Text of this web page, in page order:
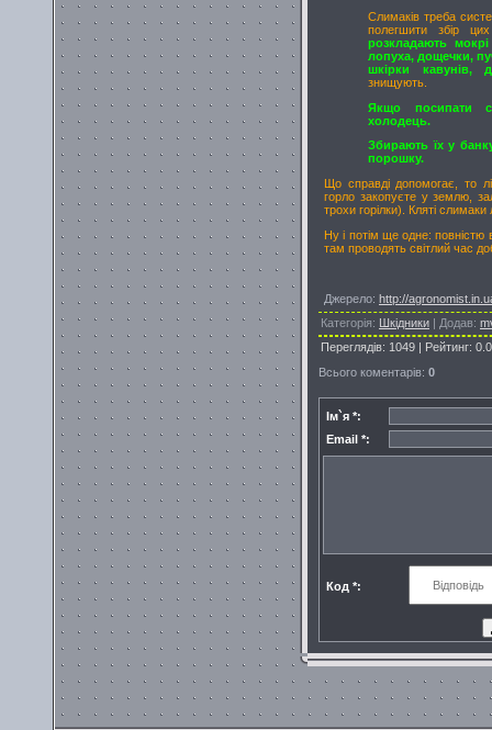
Слимаків треба
полегшити збір
розкладають
лопуха, дощечки,
шкірки кавунів,
знищують.
Якщо посипати
холодець.
Збирають їх у
порошку.
Що справді допомогає, то
горло закопуєте у землю,
трохи горілки). Кляті слимаки
Ну і потім ще одне:
там проводять світлий час
Джерело: http://
Категорія: Шкідники | Додав:
Переглядів: 1049 | Рейтинг: 0.0
Всього коментарів: 0
Ім`я *:
Email *:
Код *: